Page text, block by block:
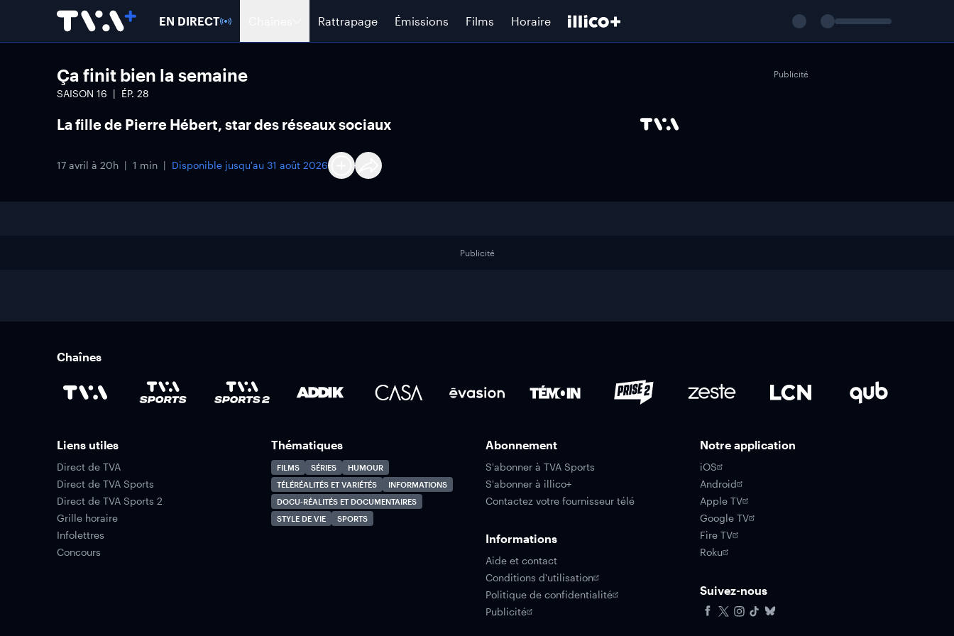
EN DIRECT Rattrapage Émissions Films Horaire
Ça finit bien la semaine
SAISON 16 ÉP. 28
La fille de Pierre Hébert, star des réseaux sociaux
17 avril à 20h 1 min Disponible jusqu'au 31 août 2026
Publicité
Publicité
Chaînes
Liens utiles
Direct de TVA
Direct de TVA Sports
Direct de TVA Sports 2
Grille horaire
Infolettres
Concours
Thématiques
FILMS SÉRIES
HUMOUR
TÉLÉRÉALITÉS ET VARIÉTÉS
INFORMATIONS
DOCU-RÉALITÉS ET DOCUMENTAIRES
STYLE DE VIE
SPORTS
Abonnement
S'abonner à TVA Sports
S'abonner à illico+
Contactez votre fournisseur télé
Informations
Aide et contact
Conditions d'utilisation
Politique de confidentialité
Publicité
Notre application
iOS
Android
Apple TV
Google TV
Fire TV
Roku
Suivez-nous